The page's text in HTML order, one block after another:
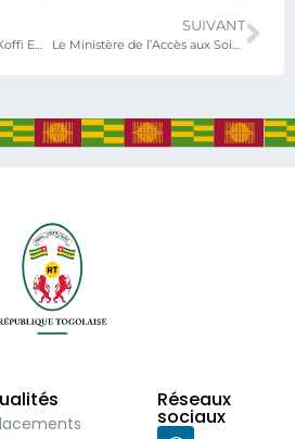
Le Ministre Jean-Marie Koffi Ewonoulé TESSI poursuit la visite sur les chantiers des formations sanitaires, dans la région des Savanes
SUIVANT
Le Ministère de l’Accès aux Soins et de la Couverture Sanitaire renforce sa coopération avec l’ONG Santé Intégrée
Réseaux
sociaux